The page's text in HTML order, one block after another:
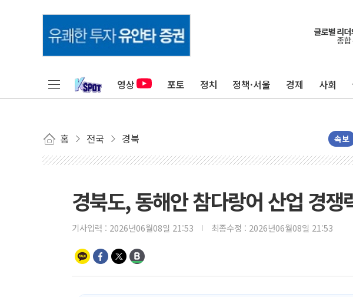
영상 포토 정치 정책·서울 경제 사회
홈 전국 경북 속보
경북도, 동해안 참다랑어 산업 경쟁
기사입력 : 2026년06월08일 21:53 최종수정 : 2026년06월08일 21:53